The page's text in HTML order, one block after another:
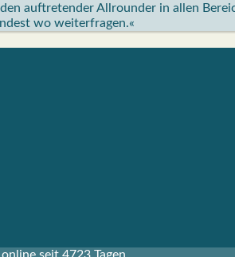
auftretender Allrounder in allen
wo weiterfragen.«
, online seit 4723 Tagen